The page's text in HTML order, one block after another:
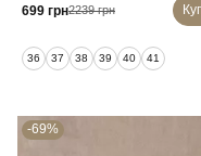
699 грн2239 грн
36 37 38 39 40 41
-69%